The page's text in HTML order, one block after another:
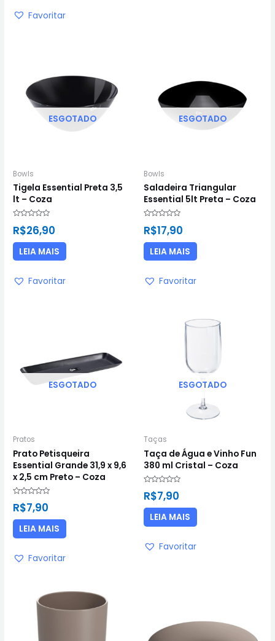
Favoritar
ESGOTADO
Bowls
Tigela Essential Preta 3,5
lt – Coza
0
5
R$26,90
LEIA MAIS
Favoritar
ESGOTADO
Bowls
Saladeira Triangular
Essential 5lt Preta – Coza
0
5
R$17,90
LEIA MAIS
Favoritar
ESGOTADO
Pratos
Prato Petisqueira
Essential Grande 31,9 x 9,6
x 2,5 cm Preto – Coza
0
5
R$7,90
LEIA MAIS
Favoritar
ESGOTADO
Taças
Taça de Água e Vinho Fun
380 ml Cristal – Coza
0
5
R$7,90
LEIA MAIS
Favoritar